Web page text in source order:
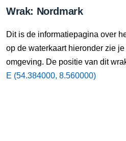
Wrak: Nordmark
Dit is de informatiepagina over
op de waterkaart hieronder zie
omgeving. De positie van dit
E (54.384000, 8.560000)